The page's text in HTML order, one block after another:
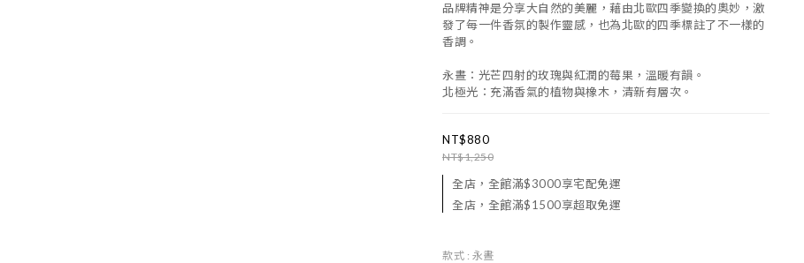
品牌精神是分享大自然的美麗，藉由北歐四季變換的奧妙，激
發了每一件香氛的製作靈感，也為北歐的四季標註了不一樣的
香調。
永晝：光芒四射的玫瑰與紅潤的莓果，溫暖有韻。
北極光：充滿香氣的植物與橡木，清新有層次。
NT$880
NT$1,250
全店，全館滿$3000享宅配免運
全店，全館滿$1500享超取免運
款式 : 永晝